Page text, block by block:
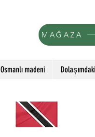
MAĞAZA
Osmanlı madeni